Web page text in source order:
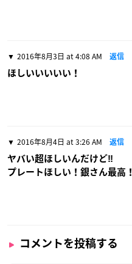
2016年8月3日 at 4:08 AM 返信
ほしいいいいい！
2016年8月4日 at 3:26 AM 返信
ヤバい超ほしいんだけど‼
プレートほしい！銀さん最高！
コメントを投稿する